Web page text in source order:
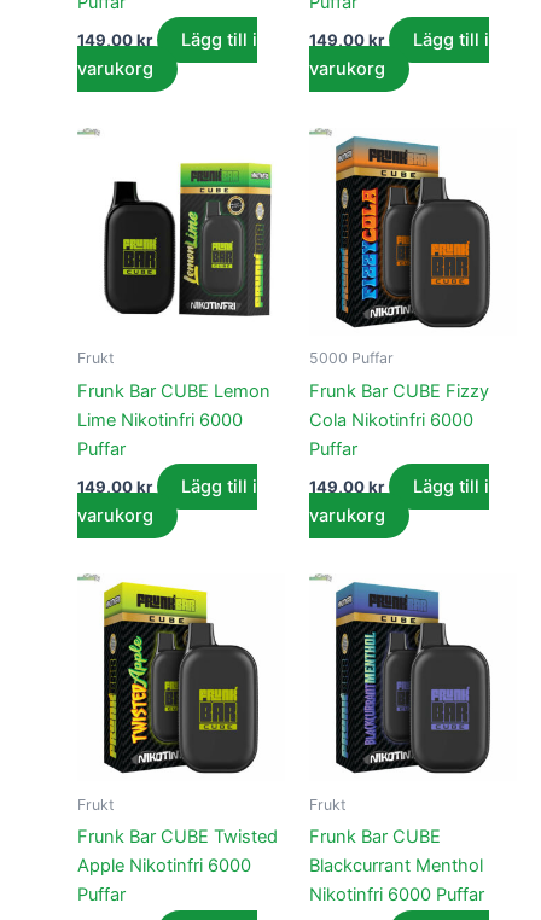
149,00kr
Lägg till i
varukorg
149,00kr
Lägg till i
varukorg
Frukt
Frunk Bar CUBE Lemon
Lime Nikotinfri 6000
Puffar
149,00kr
Lägg till i
varukorg
5000 Puffar
Frunk Bar CUBE Fizzy
Cola Nikotinfri 6000
Puffar
149,00kr
Lägg till i
varukorg
Frukt
Frunk Bar CUBE Twisted
Apple Nikotinfri 6000
Puffar
Frukt
Frunk Bar CUBE
Blackcurrant Menthol
Nikotinfri 6000 Puffar